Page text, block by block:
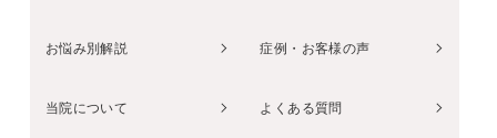
お悩み別解説 症例・お客様の声
当院について よくある質問